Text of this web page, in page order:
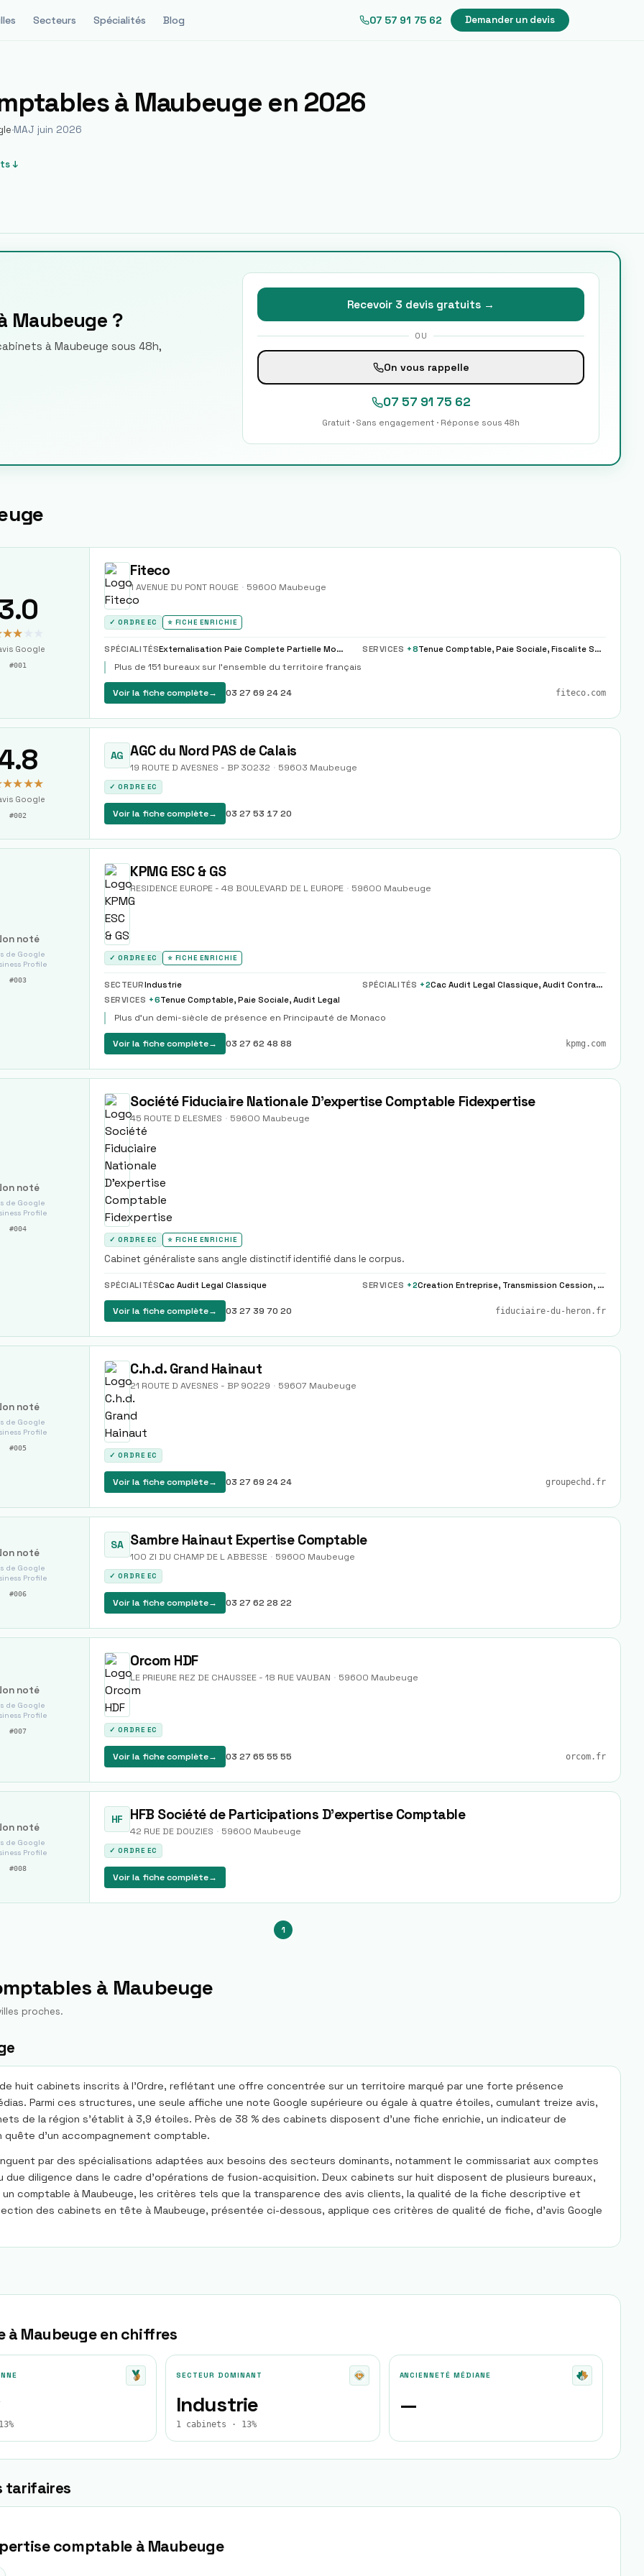
Secteurs Spécialités Blog 07 57 91 75 62 Demander un devis
à Maubeuge en 2026
·MAJ juin 2026
↓
Maubeuge ?
à Maubeuge sous 48h,
Recevoir 3 devis gratuits →
OU
On vous rappelle
07 57 91 75 62
Gratuit · Sans engagement · Réponse sous 48h
Google
#001
Fiteco
1 AVENUE DU PONT ROUGE · 59600 Maubeuge
✓ ORDRE EC ⭐ FICHE ENRICHIE
SPÉCIALITÉS Externalisation Paie Complete Partielle Modele SERVICES +8 Tenue Comptable, Paie Sociale, Fiscalite Societe
Plus de 151 bureaux sur l’ensemble du territoire français
Voir la fiche complète→ 03 27 69 24 24 fiteco.com
Google
#002
AG AGC du Nord PAS de Calais
19 ROUTE D AVESNES - BP 30232 · 59603 Maubeuge
✓ ORDRE EC
Voir la fiche complète→ 03 27 53 17 20
noté
de Google
Profile
#003
KPMG ESC & GS
RESIDENCE EUROPE - 48 BOULEVARD DE L EUROPE · 59600 Maubeuge
✓ ORDRE EC ⭐ FICHE ENRICHIE
SECTEURIndustrie SPÉCIALITÉS +2
Cac Audit Legal Classique, Audit Contractuel Due Diligence Ma
SERVICES +6Tenue Comptable, Paie Sociale, Audit Legal
Plus d'un demi-siècle de présence en Principauté de Monaco
Voir la fiche complète→ 03 27 62 48 88 kpmg.com
noté
de Google
Profile
#004
Société Fiduciaire Nationale D'expertise Comptable Fidexpertise
45 ROUTE D ELESMES · 59600 Maubeuge
✓ ORDRE EC ⭐ FICHE ENRICHIE
Cabinet généraliste sans angle distinctif identifié dans le corpus.
SPÉCIALITÉSCac Audit Legal Classique SERVICES +2 Creation Entreprise, Transmission Cession, Audit Legal
Voir la fiche complète→ 03 27 39 70 20 fiduciaire-du-heron.fr
noté
de Google
Profile
#005
C.h.d. Grand Hainaut
21 ROUTE D AVESNES - BP 90229 · 59607 Maubeuge
✓ ORDRE EC
Voir la fiche complète→ 03 27 69 24 24 groupechd.fr
noté
de Google
Profile
#006
SA Sambre Hainaut Expertise Comptable
100 ZI DU CHAMP DE L ABBESSE · 59600 Maubeuge
✓ ORDRE EC
Voir la fiche complète→ 03 27 62 28 22
noté
de Google
Profile
#007
Orcom HDF
LE PRIEURE REZ DE CHAUSSEE - 18 RUE VAUBAN · 59600 Maubeuge
✓ ORDRE EC
Voir la fiche complète→ 03 27 65 55 55 orcom.fr
noté
de Google
Profile
#008
HF HFB Société de Participations D'expertise Comptable
42 RUE DE DOUZIES · 59600 Maubeuge
✓ ORDRE EC
Voir la fiche complète→
1
à Maubeuge
proches.
huit cabinets inscrits à l'Ordre, reflétant une offre concentrée sur un territoire marqué par une forte présence
Parmi ces structures, une seule affiche une note Google supérieure ou égale à quatre étoiles, cumulant treize avis,
de la région s'établit à 3,9 étoiles. Près de 38 % des cabinets disposent d'une fiche enrichie, un indicateur de
d'un accompagnement comptable.
par des spécialisations adaptées aux besoins des secteurs dominants, notamment le commissariat aux comptes
diligence dans le cadre d'opérations de fusion-acquisition. Deux cabinets sur huit disposent de plusieurs bureaux,
comptable à Maubeuge, les critères tels que la transparence des avis clients, la qualité de la fiche descriptive et
des cabinets en tête à Maubeuge, présentée ci-dessous, applique ces critères de qualité de fiche, d'avis Google
à Maubeugeen chiffres
SECTEUR DOMINANT
Industrie
1 cabinets · 13%
ANCIENNETÉ MÉDIANE
—
tarifaires
comptable à Maubeuge